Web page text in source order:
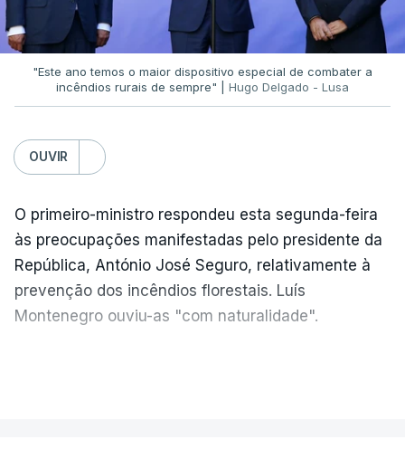
"Este ano temos o maior dispositivo especial de combater a
incêndios rurais de sempre" | Hugo Delgado - Lusa
OUVIR
O primeiro-ministro respondeu esta segunda-feira
às preocupações manifestadas pelo presidente da
República, António José Seguro, relativamente à
prevenção dos incêndios florestais. Luís
Montenegro ouviu-as "com naturalidade".